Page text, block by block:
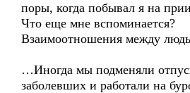
поры, когда побывал я на
Что еще мне вспоминается?
Взаимоотношения между
…Иногда мы подменяли
заболевших и работали на